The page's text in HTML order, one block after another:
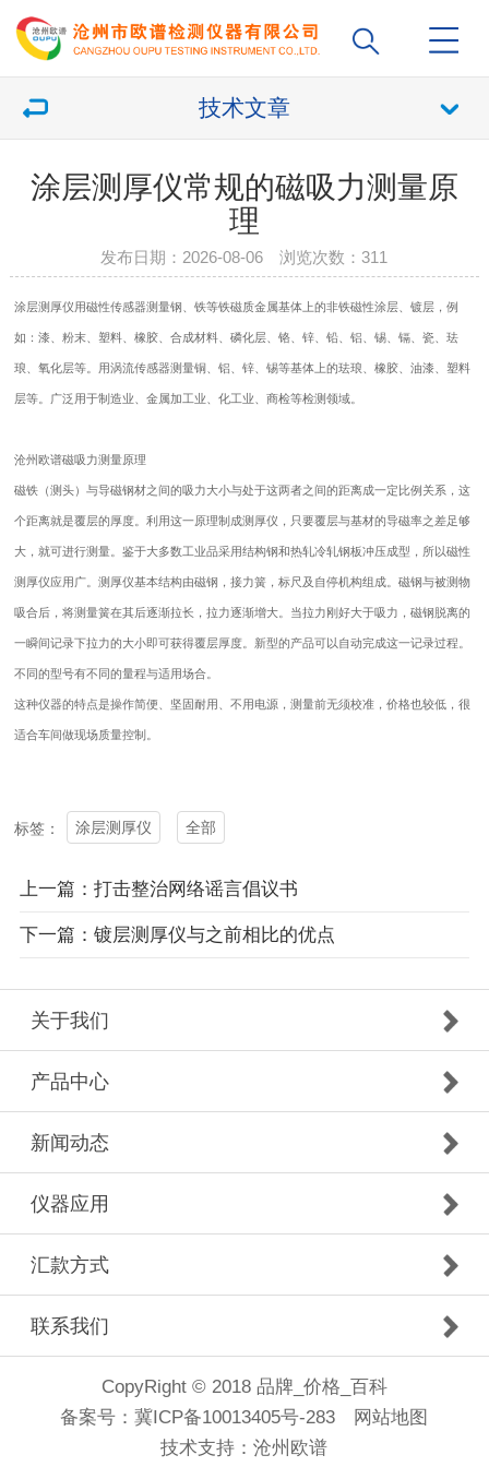
技术文章
涂层测厚仪常规的磁吸力测量原
理
发布日期：2026-08-06 浏览次数：311
涂层测厚仪用磁性传感器测量钢、铁等铁磁质金属基体上的非铁磁性涂层、镀层，例
如：漆、粉末、塑料、橡胶、合成材料、磷化层、铬、锌、铅、铝、锡、镉、瓷、珐
琅、氧化层等。用涡流传感器测量铜、铝、锌、锡等基体上的珐琅、橡胶、油漆、塑料
层等。广泛用于制造业、金属加工业、化工业、商检等检测领域。
沧州欧谱磁吸力测量原理
磁铁（测头）与导磁钢材之间的吸力大小与处于这两者之间的距离成一定比例关系，这
个距离就是覆层的厚度。利用这一原理制成测厚仪，只要覆层与基材的导磁率之差足够
大，就可进行测量。鉴于大多数工业品采用结构钢和热轧冷轧钢板冲压成型，所以磁性
测厚仪应用广。测厚仪基本结构由磁钢，接力簧，标尺及自停机构组成。磁钢与被测物
吸合后，将测量簧在其后逐渐拉长，拉力逐渐增大。当拉力刚好大于吸力，磁钢脱离的
一瞬间记录下拉力的大小即可获得覆层厚度。新型的产品可以自动完成这一记录过程。
不同的型号有不同的量程与适用场合。
这种仪器的特点是操作简便、坚固耐用、不用电源，测量前无须校准，价格也较低，很
适合车间做现场质量控制。
标签： 涂层测厚仪 全部
上一篇：打击整治网络谣言倡议书
下一篇：镀层测厚仪与之前相比的优点
关于我们
产品中心
新闻动态
仪器应用
汇款方式
联系我们
CopyRight © 2018 品牌_价格_百科
备案号：冀ICP备10013405号-283
网站地图
技术支持：沧州欧谱